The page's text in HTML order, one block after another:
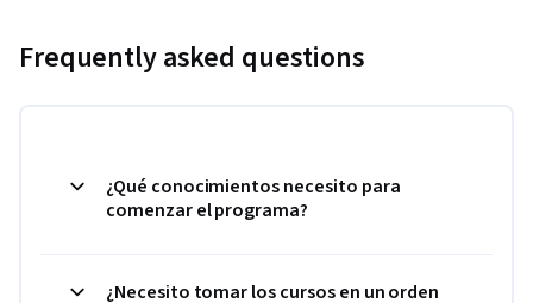
Frequently asked questions
¿Qué conocimientos necesito para
comenzar el programa?
¿Necesito tomar los cursos en un orden